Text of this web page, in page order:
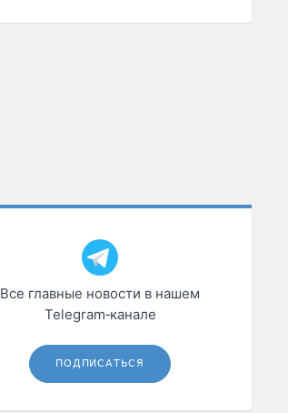
Все главные новости в нашем
Telegram‑канале
ПОДПИСАТЬСЯ